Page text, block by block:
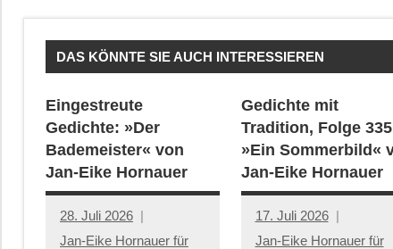
DAS KÖNNTE SIE AUCH INTERESSIEREN
Eingestreute
Gedichte: »Der
Bademeister« von
Jan-Eike Hornauer
28. Juli 2026
Jan-Eike Hornauer für
Gedichte mit
Tradition, Folge
»Ein Sommerbild«
Jan-Eike Hornauer
17. Juli 2026
Jan-Eike Hornauer für